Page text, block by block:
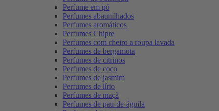
Perfume em pó
Perfumes abaunilhados
Perfumes aromáticos
Perfumes Chipre
Perfumes com cheiro a roupa lavada
Perfumes de bergamota
Perfumes de citrinos
Perfumes de coco
Perfumes de jasmim
Perfumes de lírio
Perfumes de maçã
Perfumes de pau-de-águila